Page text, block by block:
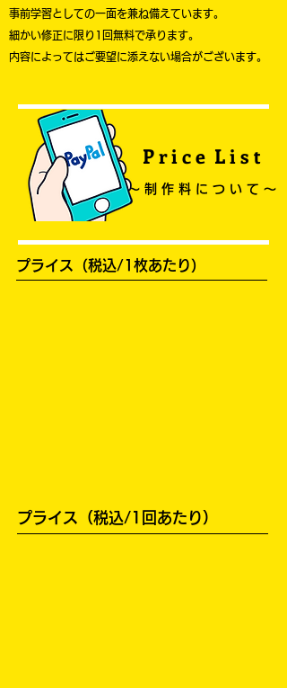
事前学習としての一面を兼ね備えています。
​細かい修正に限り1回無料で承ります。
内容によってはご要望に添えない場合がございます。
P r i c e L i s t
〜 制 作 料 に つ い て 〜
プライス（税込/1枚あたり）
プライス（税込/1回あたり）